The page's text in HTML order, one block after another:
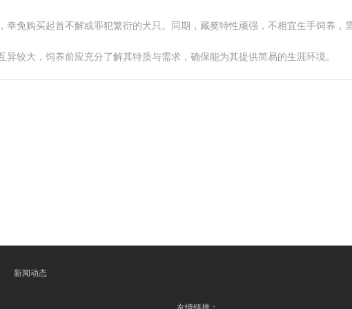
免购买起首不解或罪犯繁衍的犬只。同期，藏獒特性顽强，不相宜生手饲养，
较大，饲养前应充分了解其特质与需求，确保能为其提供简易的生涯环境。
新闻动态